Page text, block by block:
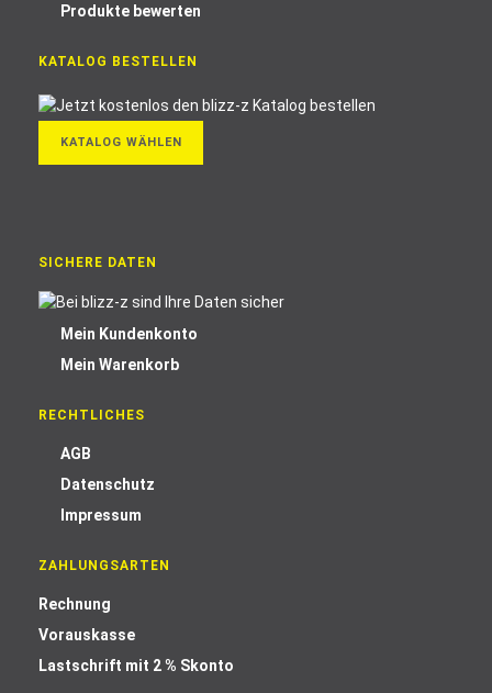
Produkte bewerten
KATALOG BESTELLEN
KATALOG WÄHLEN
SICHERE DATEN
Mein Kundenkonto
Mein Warenkorb
RECHTLICHES
AGB
Datenschutz
Impressum
ZAHLUNGSARTEN
Rechnung
Vorauskasse
Lastschrift mit 2 % Skonto